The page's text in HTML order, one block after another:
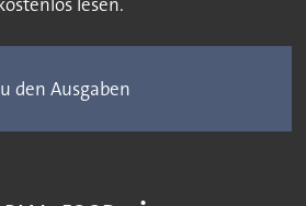
den Ausgaben